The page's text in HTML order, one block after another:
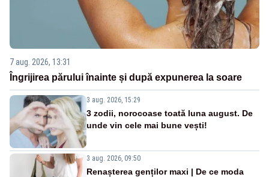
7 aug. 2026, 13:31
Îngrijirea părului înainte și după expunerea la soare
3 aug. 2026, 15:29
3 zodii, norocoase toată luna august. De
unde vin cele mai bune vești!
3 aug. 2026, 09:50
Renașterea genților maxi | De ce moda